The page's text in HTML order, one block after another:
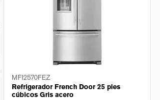
MFI2570FEZ
Refrigerador French Door 25 pies
cúbicos Gris acero